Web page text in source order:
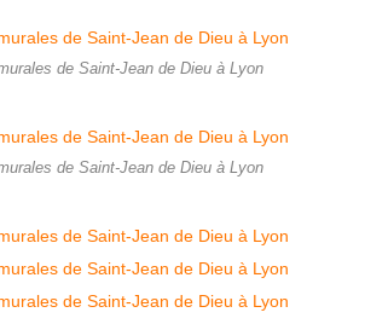
de Saint-Jean de Dieu à Lyon
de Saint-Jean de Dieu à Lyon